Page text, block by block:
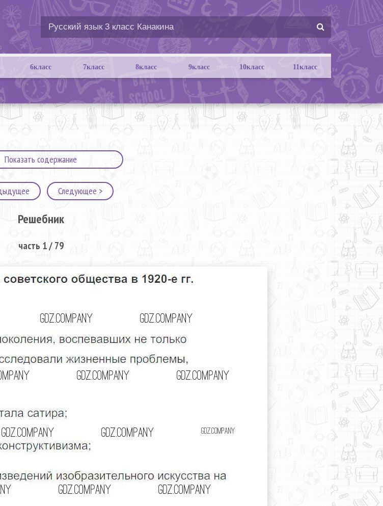
6класс 7класс 8класс 9класс 10класс 11класс
Показать содержание
Следующее >
Решебник
часть 1 / 79